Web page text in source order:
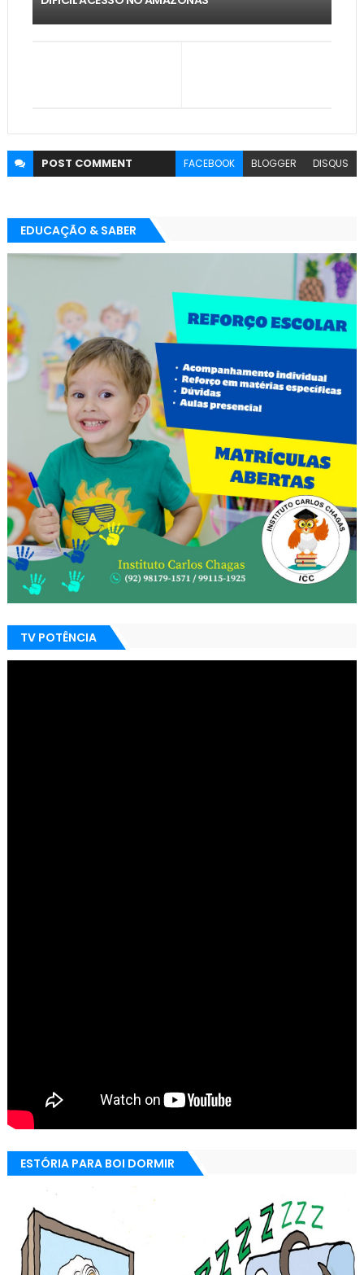
POST COMMENT FACEBOOK BLOGGER DISQUS
EDUCAÇÃO & SABER
TV POTÊNCIA
ESTÓRIA PARA BOI DORMIR